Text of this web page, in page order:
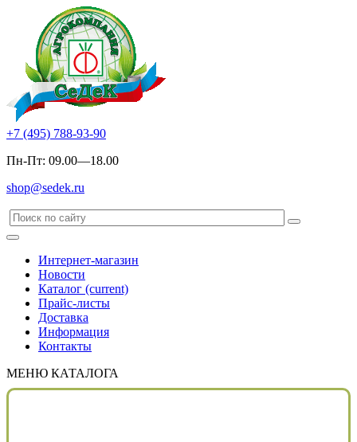
+7 (495) 788-93-90
Пн-Пт: 09.00—18.00
shop@sedek.ru
Интернет-магазин
Новости
Каталог (current)
Прайс-листы
Доставка
Информация
Контакты
МЕНЮ КАТАЛОГА